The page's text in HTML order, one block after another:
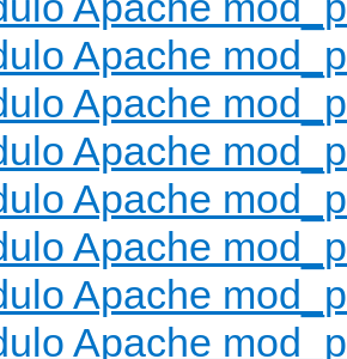
Apache
Apache
Apache
Apache
Apache
Apache
Apache